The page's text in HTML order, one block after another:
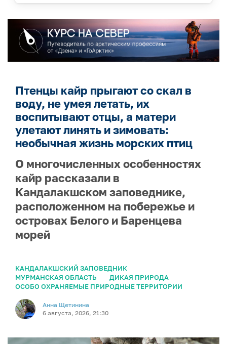
Птенцы кайр прыгают со скал в
воду, не умея летать, их
воспитывают отцы, а матери
улетают линять и зимовать:
необычная жизнь морских птиц
О многочисленных особенностях
кайр рассказали в
Кандалакшском заповеднике,
расположенном на побережье и
островах Белого и Баренцева
морей
КАНДАЛАКШСКИЙ ЗАПОВЕДНИК
МУРМАНСКАЯ ОБЛАСТЬ
ДИКАЯ ПРИРОДА
ОСОБО ОХРАНЯЕМЫЕ ПРИРОДНЫЕ ТЕРРИТОРИИ
Анна Щетинина
6 августа, 2026, 21:30